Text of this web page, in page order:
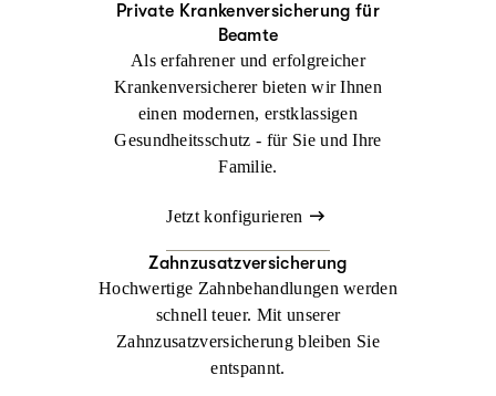
Private Krankenversicherung für
Beamte
Als erfahrener und erfolgreicher
Krankenversicherer bieten wir Ihnen
einen modernen, erstklassigen
Gesundheitsschutz - für Sie und Ihre
Familie.
Jetzt konfigurieren
Zahnzusatzversicherung
Hochwertige Zahnbehandlungen werden
schnell teuer. Mit unserer
Zahnzusatzversicherung bleiben Sie
entspannt.